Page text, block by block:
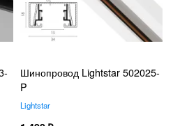
Шинопровод Lightstar 502025-
P
Lightstar